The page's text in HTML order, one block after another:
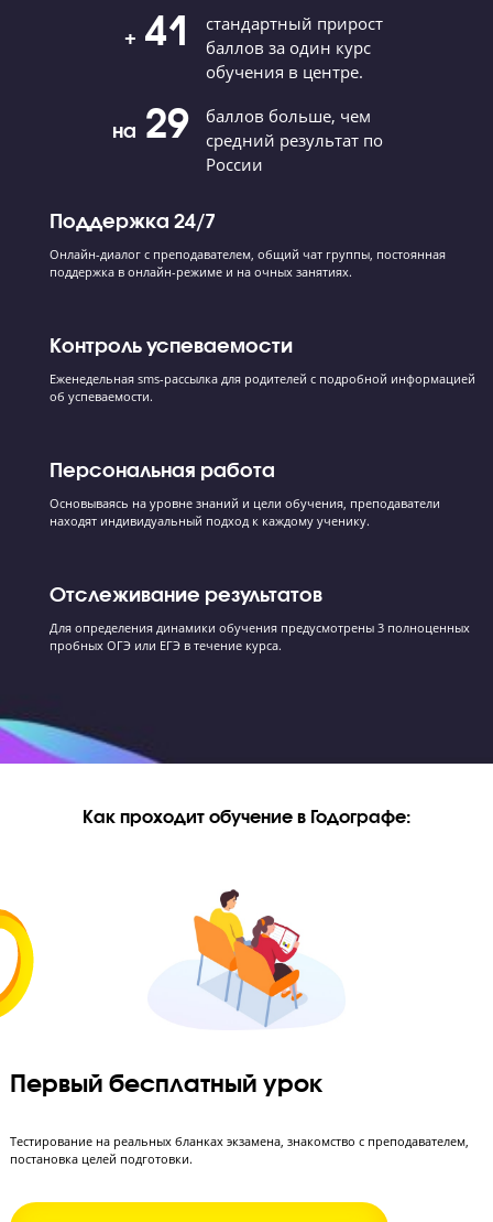
сложности
Тренировка на заданиях олимпиадного уровня
81
балл — средний результат
+41
стандартный прирост
баллов за один курс
на29 баллов больше, чем
средний результат по
России
Онлайн-диалог с преподавателем, общий чат группы,
поддержка в онлайн-режиме и на очных занятиях.
Еженедельная sms-рассылка для родителей с подробной
об успеваемости.
Основываясь на уровне знаний и цели обучения, преподаватели
находят индивидуальный подход к каждому ученику.
Отслеживание результатов
Для определения динамики обучения предусмотрены 3